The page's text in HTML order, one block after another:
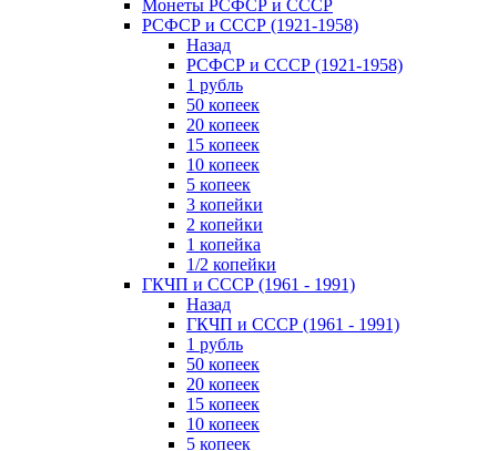
Монеты РСФСР и СССР
РСФСР и СССР (1921-1958)
Назад
РСФСР и СССР (1921-1958)
1 рубль
50 копеек
20 копеек
15 копеек
10 копеек
5 копеек
3 копейки
2 копейки
1 копейка
1/2 копейки
ГКЧП и СССР (1961 - 1991)
Назад
ГКЧП и СССР (1961 - 1991)
1 рубль
50 копеек
20 копеек
15 копеек
10 копеек
5 копеек